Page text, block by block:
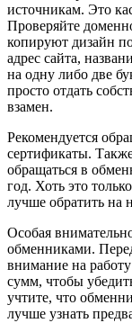
источникам. Это
Проверяйте
копируют дизайн
адрес сайта,
на одну либо две
просто отдать
взамен.
Рекомендуется
сертификаты.
обращаться в
год. Хоть это
лучше обратить на
Особая
обменниками.
внимание на
сумм, чтобы
учтите, что
лучше узнать